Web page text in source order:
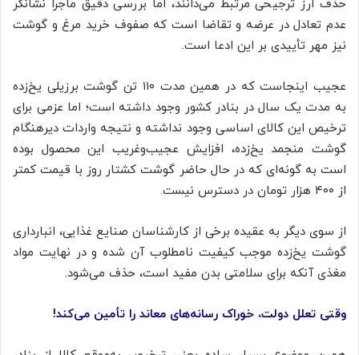
حذف ارز ترجیحی مرتبط می‌دانند، اما بررسی دقیق ماجرا نشانگر
عدم تعادل در عرضه و تقاضا است که صفوف خرید مرغ و گوشت
نیز مهر تأییدی بر این ادعا است.
عجیب اینجاست که در همین مدت ۱۱۰ تن گوشت برزیلی یخ‌زده
به مدت یک سال در بنادر کشور وجود داشته است؛ اما عزمی برای
ترخیص این کالای اساسی وجود نداشته و نتیجه واردات دیرهنگام
گوشت منجمد یخ‌زده، افزایش عجیب‌وغریب این محصول بوده
است به گونه‌ای که در حال حاضر گوشت کشتار روز با قیمت کمتر
از ۴۰۰ هزار تومان در دسترس نیست.
از سوی دیگر به عقیده برخی از کارشناسان صنایع غذایی، انبارداری
گوشت یخ‌زده موجب کیفیت نامطلوب آن شده و در نهایت مواد
مغذی آنکه برای سلامتی بدن مفید است، حذف می‌شود.
وقتی تعلل دولت، خوراک رسانه‌های معاند را تأمین می‌کند!